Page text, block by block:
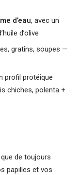
d’eau, avec un
d’olive
gratins, soupes —
profil protéique
chiches, polenta +
de toujours
papilles et vos